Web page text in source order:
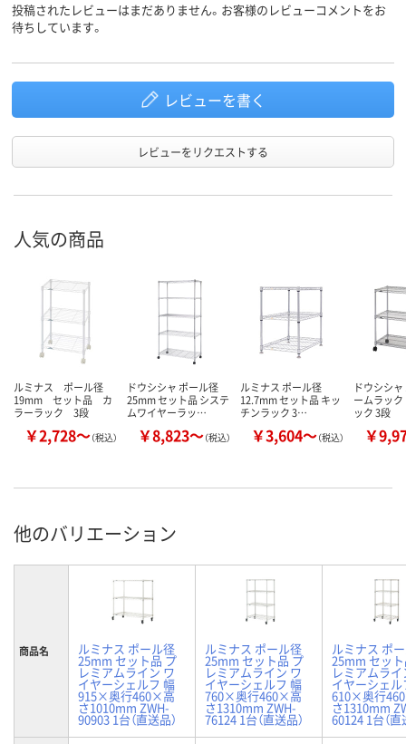
投稿されたレビューはまだありません。お客様のレビューコメントをお
待ちしています。
レビューを書く
レビューをリクエストする
人気の商品
ルミナス ポール径
19mm セット品 カ
ラーラック 3段
￥2,728～（税込）
ドウシシャ ポール径
25mm セット品 システ
ムワイヤーラッ…
￥8,823～（税込）
ルミナス ポール径
12.7mm セット品 キッ
チンラック 3…
￥3,604～（税込）
ドウシシ
ームラッ
ック 3段
￥
他のバリエーション
商品名 ルミナス ポール径
25mm セット品 プ
レミアムライン ワ
イヤーシェルフ 幅
915×奥行460×高
さ1010mm ZWH-
90903 1台（直送品）
ルミナス ポール径
25mm セット品 プ
レミアムライン ワ
イヤーシェルフ 幅
760×奥行460×高
さ1310mm ZWH-
76124 1台（直送品）
ルミナス ポ
25mm セッ
レミアムライ
イヤーシェル
610×奥行
さ1310mm
60124 1台（直